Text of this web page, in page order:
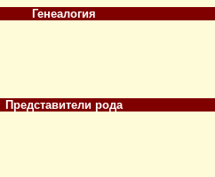
Генеалогия
Представители рода